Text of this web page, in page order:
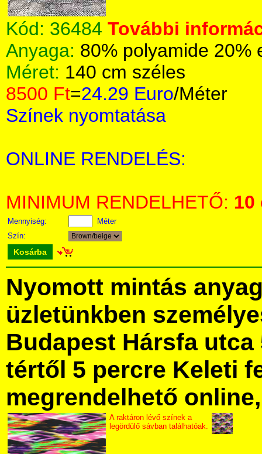
Kód: 36484 További
Anyaga: 80% polyamide 20%
Méret: 140 cm széles
8500 Ft=24.29 Euro/Méter
Színek nyomtatása
ONLINE RENDELÉS:
MINIMUM RENDELHETŐ: 10
Mennyiség:
Méter
Szín:
Kosárba
Nyomott mintás
üzletünkben
Budapest Hársfa utca
tértől 5 percre Keleti
megrendelhető
A raktáron lévő színek a
legördülő sávban találhatóak.